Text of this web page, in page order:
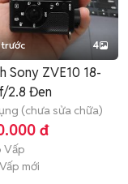
trước 4
Sony ZVE10 18-
2.8 Đen
(chưa sửa chữa)
đ
Vấp
mới